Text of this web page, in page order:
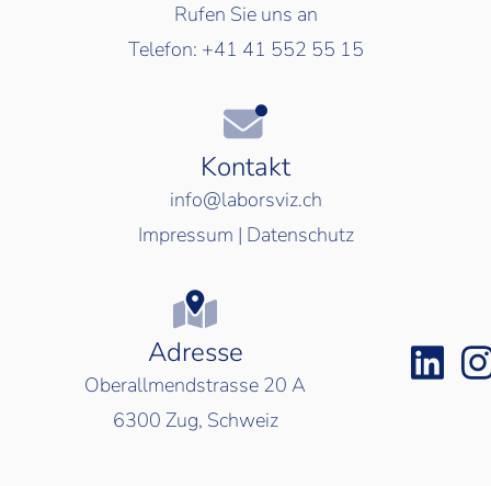
Rufen Sie uns an
Telefon: +41 41 552 55 15
Kontakt
info@laborsviz.ch
Impressum | Datenschutz
Adresse
Oberallmendstrasse 20 A
6300 Zug, Schweiz